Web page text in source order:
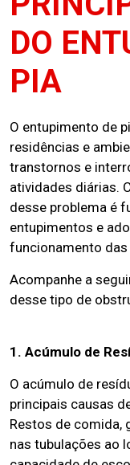
DO
PIA
O entupimento de
residências e
transtornos e
atividades diárias.
desse problema é
entupimentos e
funcionamento das
Acompanhe a
desse tipo de
1. Acúmulo de
O acúmulo de
principais causas
Restos de comida,
nas tubulações ao